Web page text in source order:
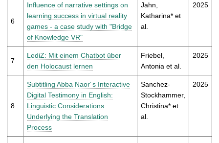
6
Influence of narrative settings on
learning success in virtual reality
games - a case study with "Bridge
of Knowledge VR"
Jahn,
Katharina* et
al.
2025
7
LediZ: Mit einem Chatbot über
den Holocaust lernen
Friebel,
Antonia et al.
2025
8
Subtitling Abba Naor´s Interactive
Digital Testimony in English:
Linguistic Considerations
Underlying the Translation
Process
Sanchez-
Stockhammer,
Christina* et
al.
2025